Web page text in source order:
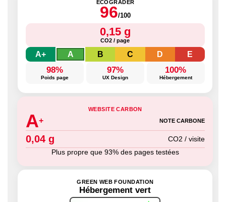
ECOGRADER
96/100
0,15 g
CO2 / page
A+ A B C D E
98%
Poids page
97%
UX Design
100%
Hébergement
WEBSITE CARBON
A+ NOTE CARBONE
0,04 g
CO2 / visite
Plus propre que 93% des pages testées
GREEN WEB FOUNDATION
Hébergement vert